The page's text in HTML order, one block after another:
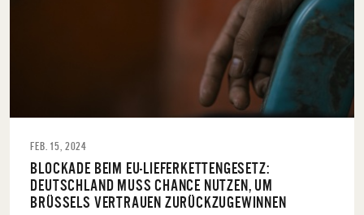
FEB. 15, 2024
BLOCKADE BEIM EU-LIEFERKETTENGESETZ:
DEUTSCHLAND MUSS CHANCE NUTZEN, UM
BRÜSSELS VERTRAUEN ZURÜCKZUGEWINNEN